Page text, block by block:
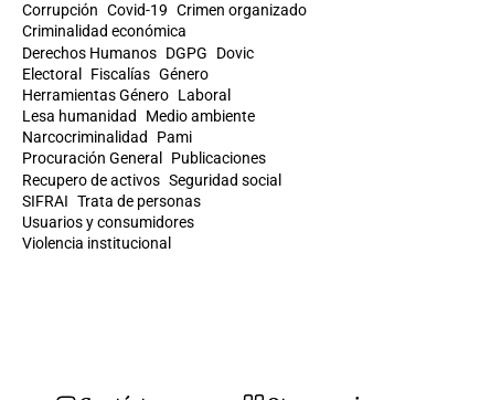
Corrupción Covid-19 Crimen organizado
Criminalidad económica
Derechos Humanos DGPG
Dovic
Electoral
Fiscalías Género
Herramientas Género Laboral
Lesa humanidad
Medio ambiente
Narcocriminalidad
Pami
Procuración General
Publicaciones
Recupero de activos Seguridad social
SIFRAI Trata de personas
Usuarios y consumidores
Violencia institucional